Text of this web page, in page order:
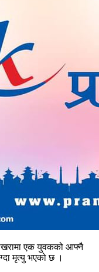
आफ्नै
मृत्यु भएको छ ।